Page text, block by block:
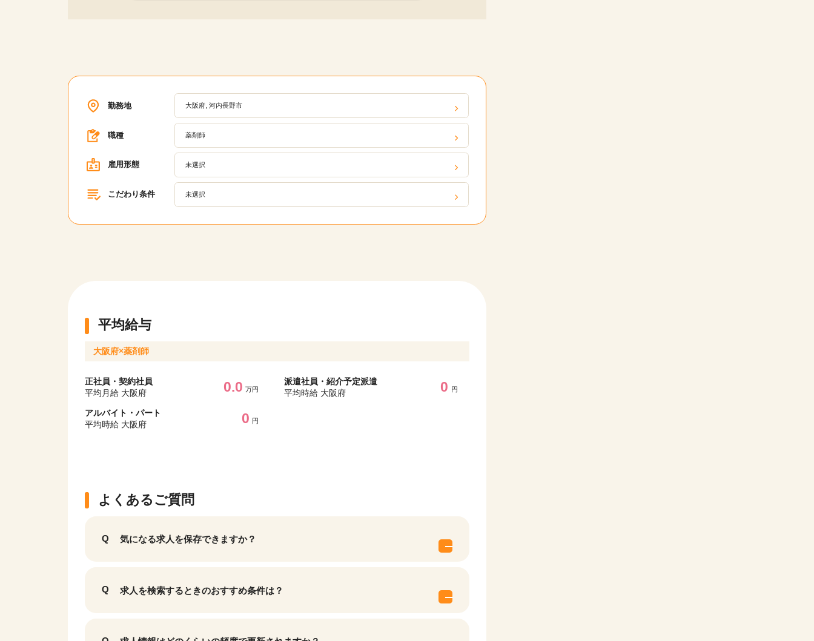
勤務地 大阪府, 河内長野市
職種 薬剤師
雇用形態 未選択
こだわり条件 未選択
平均給与
大阪府×薬剤師
正社員・契約社員
平均月給 大阪府
0.0 万円
派遣社員・紹介予定派遣
平均時給 大阪府
0 円
アルバイト・パート
平均時給 大阪府
0 円
よくあるご質問
気になる求人を保存できますか？
求人を検索するときのおすすめ条件は？